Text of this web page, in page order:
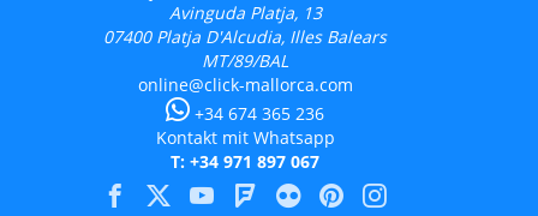
Avinguda Platja, 13
07400 Platja D'Alcudia, Illes Balears
MT/89/BAL
online@click-mallorca.com
+34 674 365 236
Kontakt mit Whatsapp
T: +34 971 897 067